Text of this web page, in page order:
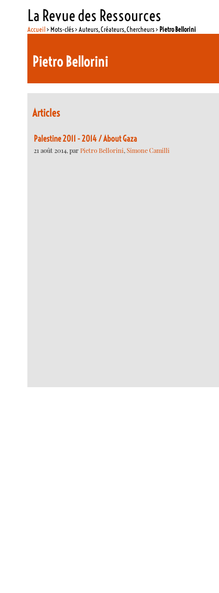
La Revue des Ressources
Accueil> Mots-clés > Auteurs, Créateurs, Chercheurs > Pietro Bellorini
Pietro Bellorini
Articles
Palestine 2011 - 2014 / About Gaza
21 août 2014, parPietro Bellorini,Simone Camilli